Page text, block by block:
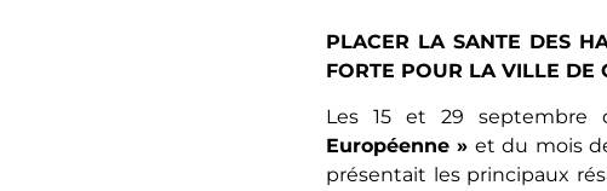
PLACER LA SANTE DES
FORTE POUR LA VILLE DE
Les 15 et 29 septembre
Européenne » et du mois
présentait les principaux